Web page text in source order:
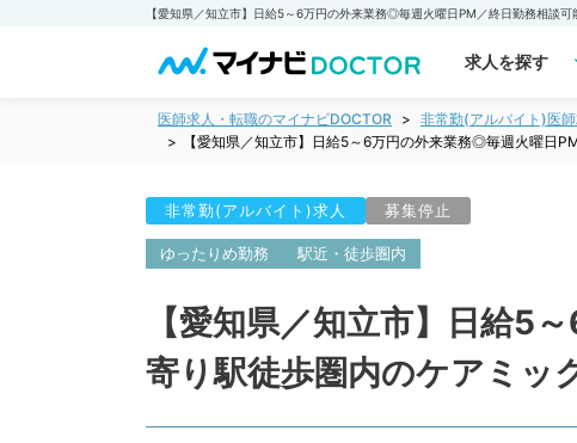
求人を探す
医師求人・転職のマイナビDOCTOR 非常勤(アルバイト)医師
【愛知県／知立市】日給5～6万円の外来業務◎毎週火曜日
非常勤(アルバイト)求人 募集停止
ゆったりめ勤務 駅近・徒歩圏内
【愛知県／知立市】日給5
寄り駅徒歩圏内のケアミッ